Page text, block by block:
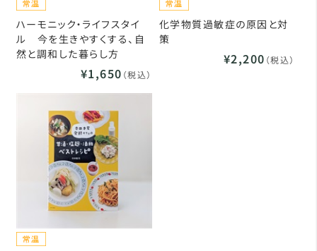
ハーモニック・ライフスタイ
ル 今を生きやすくする、自
然と調和した暮らし方
¥1,650 （税込）
化学物質過敏症の原因と対
策
¥2,200 （税込）